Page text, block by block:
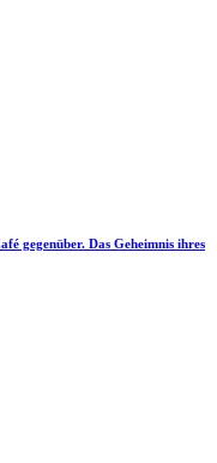
gegenüber. Das Geheimnis ihres